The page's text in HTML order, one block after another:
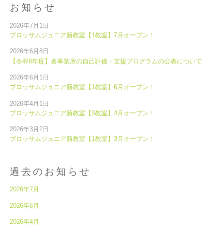
お知らせ
ブロッサムジュニア新教室【1教室】7月オープン！
2026年7月1日
【令和8年度】各事業所の自己評価・支援プログラムの公表について
2026年6月8日
ブロッサムジュニア新教室【1教室】6月オープン！
2026年6月1日
ブロッサムジュニア新教室【3教室】4月オープン！
2026年4月1日
ブロッサムジュニア新教室【1教室】3月オープン！
2026年3月2日
過去のお知らせ
2026年7月
2026年6月
2026年4月